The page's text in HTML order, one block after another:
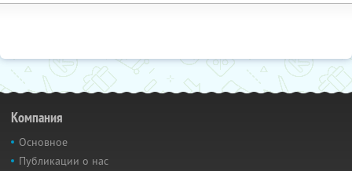
Компания
Основное
Публикации о нас